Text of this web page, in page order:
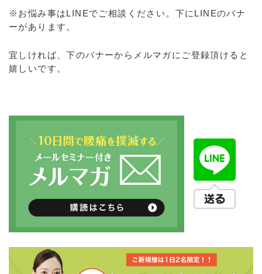
※お悩み事はLINEでご相談ください。下にLINEのバナ
ーがあります。
宜しければ、下のバナーからメルマガにご登録頂けると
嬉しいです。